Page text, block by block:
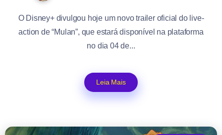
O Disney+ divulgou hoje um novo trailer oficial do live-
action de “Mulan”, que estará disponível na plataforma
no dia 04 de...
Leia Mais